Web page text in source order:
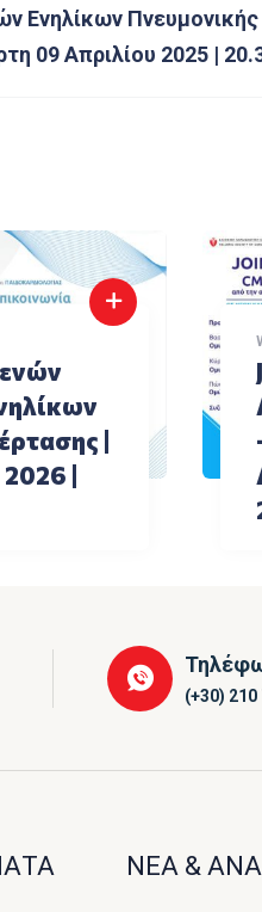
Ενηλίκων
09 Απριλίου 2025 |
|
2026 |
(+30) 210
ΝΕΑ &